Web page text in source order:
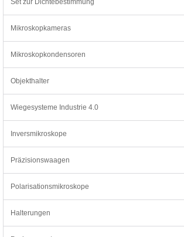
Mikroskopkameras
Mikroskopkondensoren
Objekthalter
Wiegesysteme Industrie 4.0
Inversmikroskope
Präzisionswaagen
Polarisationsmikroskope
Halterungen